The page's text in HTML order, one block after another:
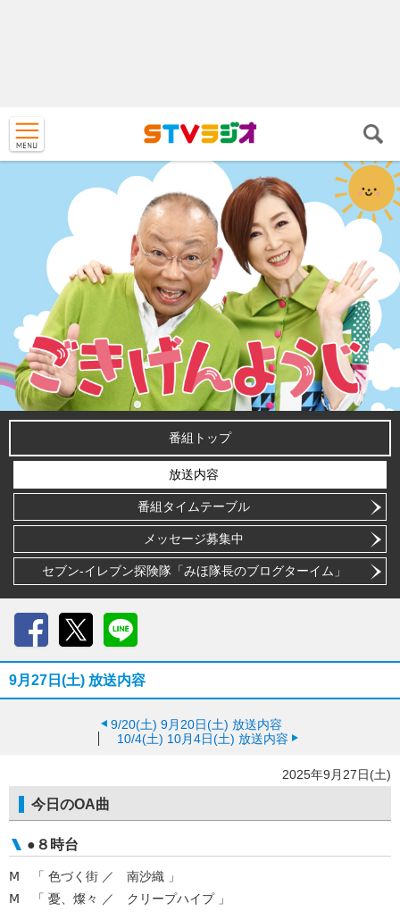
番組トップ
放送内容
番組タイムテーブル
メッセージ募集中
セブン-イレブン探険隊「みほ隊長のブログターイム」
9月27日(土) 放送内容
9/20(土) 9月20日(土) 放送内容
10/4(土) 10月4日(土) 放送内容
2025年9月27日(土)
今日のOA曲
●８時台
Ⅿ 「 色づく街 ／ 南沙織 」
Ⅿ 「 憂、燦々 ／ クリープハイプ 」